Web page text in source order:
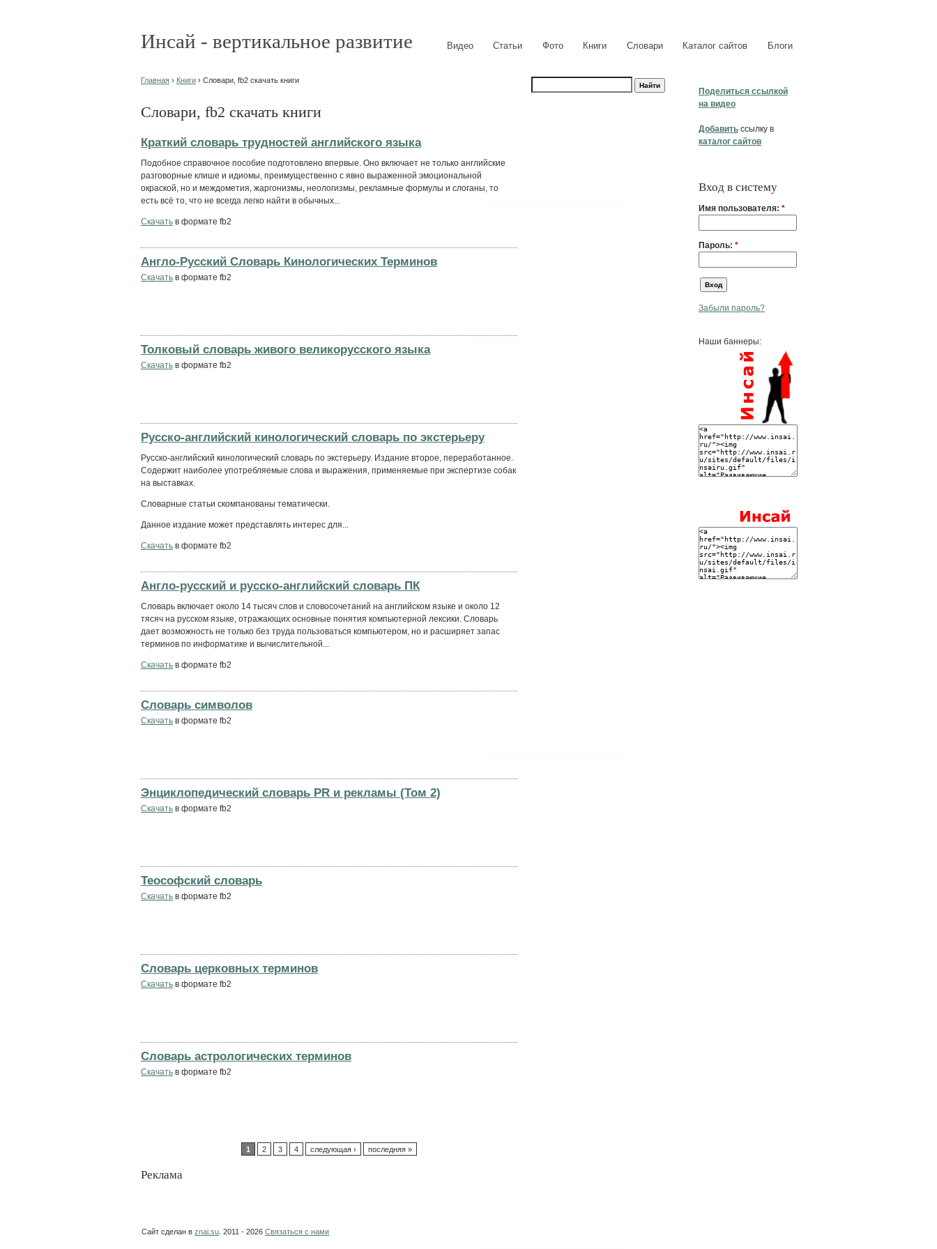
Инсай - вертикальное развитие Видео Статьи Фото Книги Словари Каталог сайтов Блоги
Поделиться ссылкой
на видео
Добавить ссылку в
каталог сайтов
Вход в систему
Имя пользователя: *
Пароль: *
Забыли пароль?
Наши баннеры:
Главная › Книги › Словари, fb2 скачать книги
Словари, fb2 скачать книги
Краткий словарь трудностей английского языка
Подобное справочное пособие подготовлено впервые. Оно включает не только английские
разговорные клише и идиомы, преимущественно с явно выраженной эмоциональной
окраской, но и междометия, жаргонизмы, неологизмы, рекламные формулы и слоганы, то
есть всё то, что не всегда легко найти в обычных...
Скачать в формате fb2
Англо-Русский Словарь Кинологических Терминов
Скачать в формате fb2
Толковый словарь живого великорусского языка
Скачать в формате fb2
Русско-английский кинологический словарь по экстерьеру
Русско-английский кинологический словарь по экстерьеру. Издание второе, переработанное.
Содержит наиболее употребляемые слова и выражения, применяемые при экспертизе собак
на выставках.
Словарные статьи скомпанованы тематически.
Данное издание может представлять интерес для...
Скачать в формате fb2
Англо-русский и русско-английский словарь ПК
Словарь включает около 14 тысяч слов и словосочетаний на английском языке и около 12
тясяч на русском языке, отражающих основные понятия компьютерной лексики. Словарь
дает возможность не только без труда пользоваться компьютером, но и расширяет запас
терминов по информатике и вычислительной...
Скачать в формате fb2
Словарь символов
Скачать в формате fb2
Энциклопедический словарь PR и рекламы (Том 2)
Скачать в формате fb2
Теософский словарь
Скачать в формате fb2
Словарь церковных терминов
Скачать в формате fb2
Словарь астрологических терминов
Скачать в формате fb2
1 2 3 4 следующая › последняя »
Реклама
Сайт сделан в znai.su . 2011 - 2026 Связаться с нами